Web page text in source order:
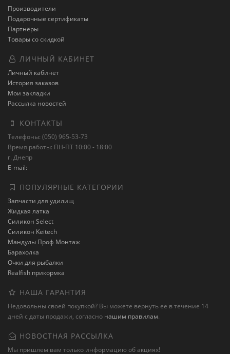
Производители
Подарочные сертификаты
Партнёры
Товары со скидкой
ЛИЧНЫЙ КАБИНЕТ
Личный кабинет
История заказов
Мои закладки
Рассылка новостей
КОНТАКТЫ
Телефоны: (050) 965-53-73
Время работы: ПН-ПТ 10:00 - 18:00
г. Днепр
E-mail:
ПОПУЛЯРНЫЕ КАТЕГОРИИ
Запчасти для удилищ
Жидкая латка
Силикон Select
Силикон Keitech
Мандулы Проф Монтаж
Барахолка
Очки для рыбалки
Realfish прикормка
НАША ГАРАНТИЯ
Недовольны своей покупкой? Вы можете вернуть ее в течение 14
дней с даты продажи, согласно нашим правилам.
НОВОСТНАЯ РАССЫЛКА
Мы пришлем вам только информацию об акциях!